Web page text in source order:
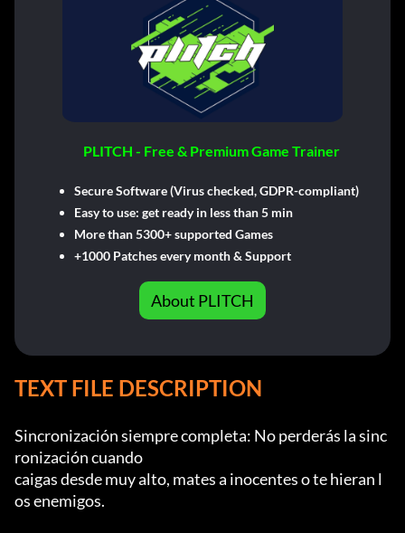
PLITCH - Free & Premium Game Trainer
Secure Software (Virus checked, GDPR-compliant)
Easy to use: get ready in less than 5 min
More than 5300+ supported Games
+1000 Patches every month & Support
About PLITCH
TEXT FILE DESCRIPTION
Sincronización siempre completa: No perderás la sinc
ronización cuando
caigas desde muy alto, mates a inocentes o te hieran l
os enemigos.